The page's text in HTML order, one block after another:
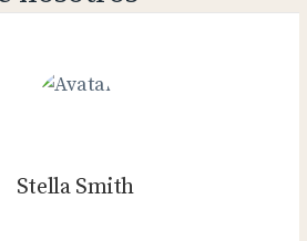
Stella Smith